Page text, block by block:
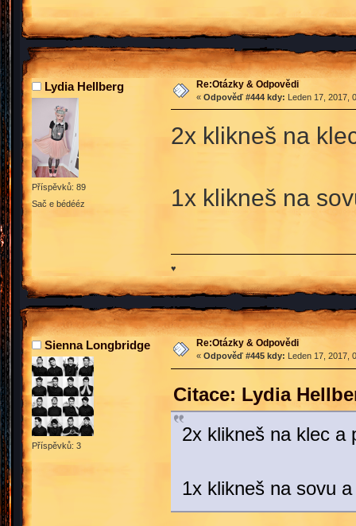
Lydia Hellberg
Příspěvků: 89
Sač e bédééz
Re:Otázky & Odpovědi
« Odpověď #444 kdy: Leden 17, 2017,
2x klikneš na
1x klikneš na
♥
Sienna Longbridge
Příspěvků: 3
Re:Otázky & Odpovědi
« Odpověď #445 kdy: Leden 17, 2017,
Citace: Lydia
2x klikneš na klec a
1x klikneš na sovu